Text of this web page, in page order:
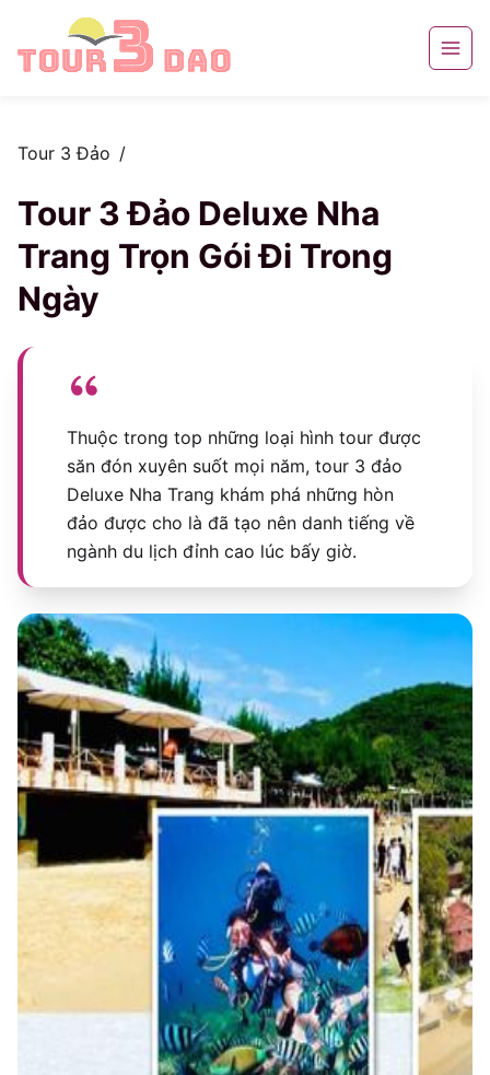
Tour 3 Đảo /
Tour 3 Đảo Deluxe Nha
Trang Trọn Gói Đi Trong
Ngày
Thuộc trong top những loại hình tour được
săn đón xuyên suốt mọi năm, tour 3 đảo
Deluxe Nha Trang khám phá những hòn
đảo được cho là đã tạo nên danh tiếng về
ngành du lịch đỉnh cao lúc bấy giờ.